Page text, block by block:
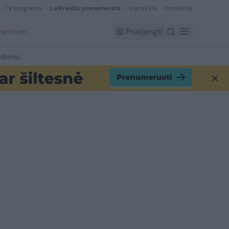
TV programa Laikraščio prenumerata Lrytas EN Kontaktai
Prisijungti